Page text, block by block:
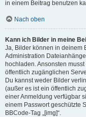
in einem Beitrag benutzen
Nach oben
Kann ich Bilder in meine
Ja, Bilder können in deinem
Administration
hochladen. Ansonsten
öffentlich zugänglichen
Du kannst weder Bilder
(außer es ist ein öffentlich
einer Anmeldung verfügbar
einem Passwort geschützte
BBCode-Tag „[img]“.